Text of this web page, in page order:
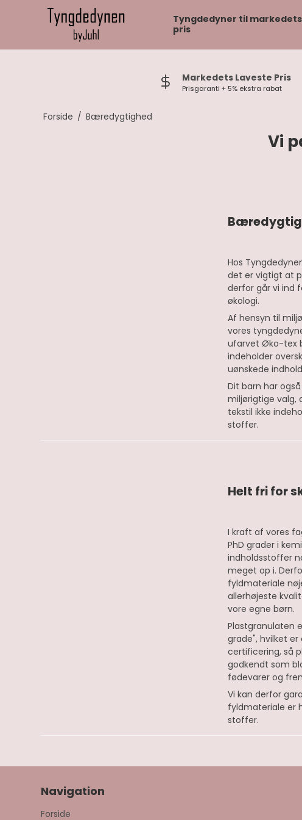
Tyngdedyner til
pris
Markedets Laveste Pris
Prisgaranti + 5% ekstra rabat
Forside / Bæredygtighed
Vi
Hos
det er vigtigt at
derfor går vi ind
økologi.
Af hensyn til
vores
ufarvet Øko-tex
indeholder
uønskede
Dit barn har
miljørigtige valg,
tekstil ikke
stoffer.
Helt fri for
I kraft af vores
PhD grader i
indholdsstoffer
meget op i.
fyldmateriale
allerhøjeste
vore egne børn.
Plastgranulaten
grade", hvilket
certificering, så
godkendt som
fødevarer og
Vi kan derfor
fyldmateriale er
stoffer.
Navigation
Forside